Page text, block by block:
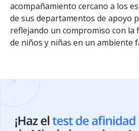
acompañamiento cercano a los
de sus departamentos de apoyo
reflejando un compromiso con
de niños y niñas en un ambiente